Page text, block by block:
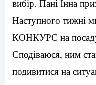
вибір. Пані Інна
Наступного
КОНКУРС на
Сподіваюся, ним
подивитися на